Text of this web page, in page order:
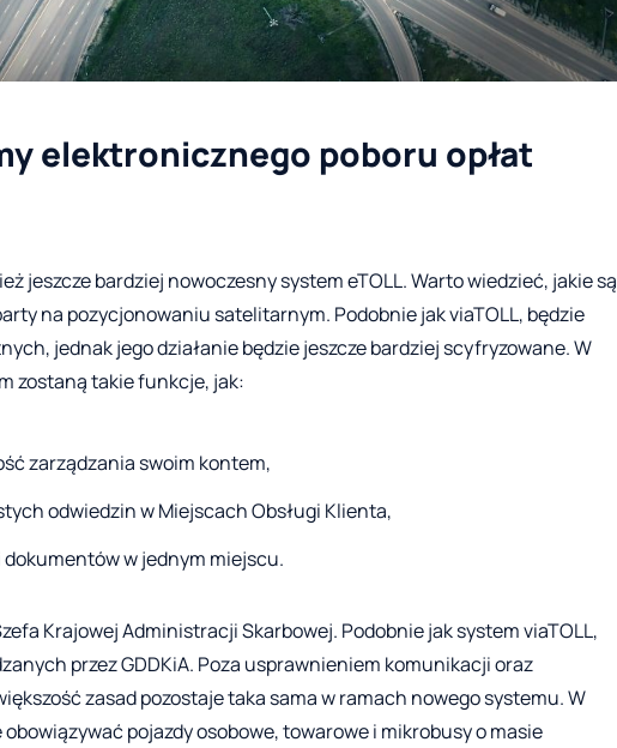
elektronicznego poboru opłat
jeszcze bardziej nowoczesny system eTOLL. Warto wiedzieć, jakie są
na pozycjonowaniu satelitarnym. Podobnie jak viaTOLL, będzie
jednak jego działanie będzie jeszcze bardziej scyfryzowane. W
zostaną takie funkcje, jak:
zarządzania swoim kontem,
odwiedzin w Miejscach Obsługi Klienta,
w jednym miejscu.
Krajowej Administracji Skarbowej. Podobnie jak system viaTOLL,
przez GDDKiA. Poza usprawnieniem komunikacji oraz
zasad pozostaje taka sama w ramach nowego systemu. W
pojazdy osobowe, towarowe i mikrobusy o masie